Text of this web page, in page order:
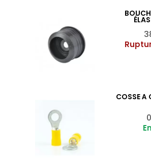
Ajouter au
Ajouter au
COSSE À